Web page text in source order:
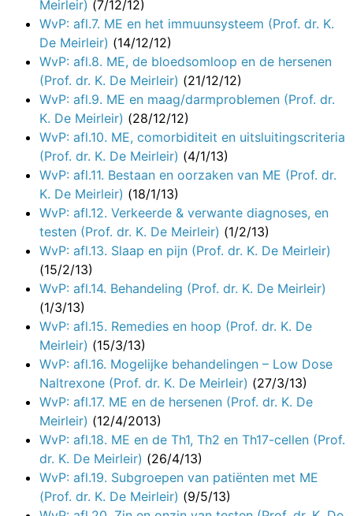
Meirleir) (7/12/12)
WvP: afl.7. ME en het immuunsysteem (Prof. dr. K.
De Meirleir) (14/12/12)
WvP: afl.8. ME, de bloedsomloop en de hersenen
(Prof. dr. K. De Meirleir) (21/12/12)
WvP: afl.9. ME en maag/darmproblemen (Prof. dr.
K. De Meirleir) (28/12/12)
WvP: afl.10. ME, comorbiditeit en uitsluitingscriteria
(Prof. dr. K. De Meirleir) (4/1/13)
WvP: afl.11. Bestaan en oorzaken van ME (Prof. dr.
K. De Meirleir) (18/1/13)
WvP: afl.12. Verkeerde & verwante diagnoses, en
testen (Prof. dr. K. De Meirleir) (1/2/13)
WvP: afl.13. Slaap en pijn (Prof. dr. K. De Meirleir)
(15/2/13)
WvP: afl.14. Behandeling (Prof. dr. K. De Meirleir)
(1/3/13)
WvP: afl.15. Remedies en hoop (Prof. dr. K. De
Meirleir) (15/3/13)
WvP: afl.16. Mogelijke behandelingen – Low Dose
Naltrexone (Prof. dr. K. De Meirleir) (27/3/13)
WvP: afl.17. ME en de hersenen (Prof. dr. K. De
Meirleir) (12/4/2013)
WvP: afl.18. ME en de Th1, Th2 en Th17-cellen (Prof.
dr. K. De Meirleir) (26/4/13)
WvP: afl.19. Subgroepen van patiënten met ME
(Prof. dr. K. De Meirleir) (9/5/13)